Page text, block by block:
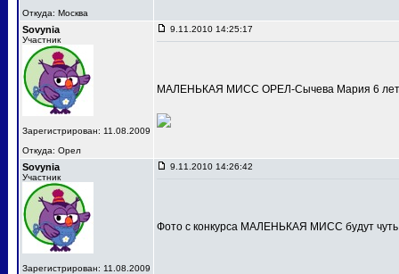
Откуда: Москва
Sovynia
Участник
Зарегистрирован: 11.08.2009
Откуда: Орел
9.11.2010 14:25:17
МАЛЕНЬКАЯ МИСС ОРЕЛ-Сычева Мария 6
Sovynia
Участник
Зарегистрирован: 11.08.2009
9.11.2010 14:26:42
Фото с конкурса МАЛЕНЬКАЯ МИСС будут